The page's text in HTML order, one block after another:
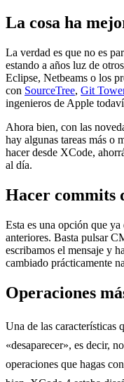
La cosa ha
La verdad es que no es
estando a años luz de
Eclipse, Netbeams o los
con SourceTree, Git
ingenieros de Apple
Ahora bien, con las
hay algunas tareas más o
hacer desde XCode,
al día.
Hacer commits
Esta es una opción que
anteriores. Basta pulsar
escribamos el mensaje y
cambiado prácticamente
Operaciones
Una de las características
«desaparecer», es decir,
operaciones que hagas